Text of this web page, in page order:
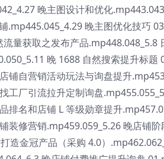
晚主图设计和优化
.mp445.045_4.29 晚主图优化技巧
量获取之发布产品
晚 1688 自然搜索提升标
铺自营销活动玩法与询盘提升
工厂引流拉升定制询盘
排名和店铺 L 等级勋章提升
装修营销.mp459.059_5.26 晚店铺
造金冠产品（采购 4.0）